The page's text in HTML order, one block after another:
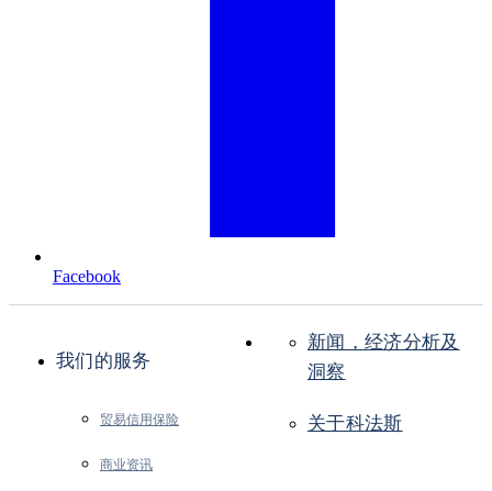
Facebook
我们的服务
贸易信用保险
商业资讯
新闻，经济分析及
洞察
关于科法斯